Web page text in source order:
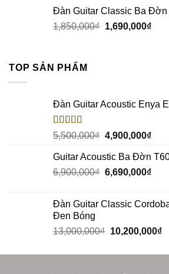
Đàn Guitar Classic Ba Đờn
1,850,000₫ 1,690,000₫
TOP SẢN PHẨM
Đàn Guitar Acoustic Enya
Rated5.00
out of 5
5,500,000₫ 4,900,000₫
Guitar Acoustic Ba Đờn
6,900,000₫ 6,690,000₫
Đàn Guitar Classic
Đen Bóng
13,000,000₫ 10,200,000₫